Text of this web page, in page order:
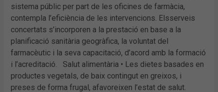
sistema públic per part de les oficines de farmàcia,
contempla l’eficiència de les intervencions. Elsserveis
concertats s’incorporen a la prestació en base a la
planificació sanitària geogràfica, la voluntat del
farmacèutic i la seva capacitació, d’acord amb la formació
i l’acreditació. Salut alimentària • Les dietes basades en
productes vegetals, de baix contingut en greixos, i
preses de forma frugal, afavoreixen l’estat de salut.